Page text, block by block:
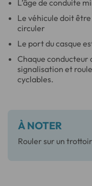
L’âge de conduite
Le véhicule doit
circuler
Le port du casque
Chaque conducteur
signalisation et
cyclables.
À NOTER
Rouler sur un